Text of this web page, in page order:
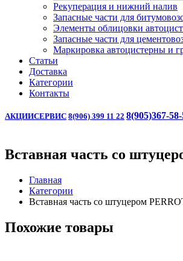
Рекуперация и нижний налив
Запасные части для
Элементы облицовки
Запасные части для
Маркировка автоцистерны и
Статьи
Доставка
Категории
Контакты
АКЦИИСЕРВИС 8(906) 399 11 22 8(905)367-
Вставная часть со
Главная
Категории
Вставная часть со штуцером
Похожие товары